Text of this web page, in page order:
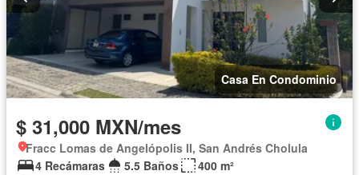
Casa En Condominio
$ 31,000 MXN/mes
Fracc Lomas de Angelópolis II, San Andrés Cholula
4 Recámaras
5.5 Baños
400 m²